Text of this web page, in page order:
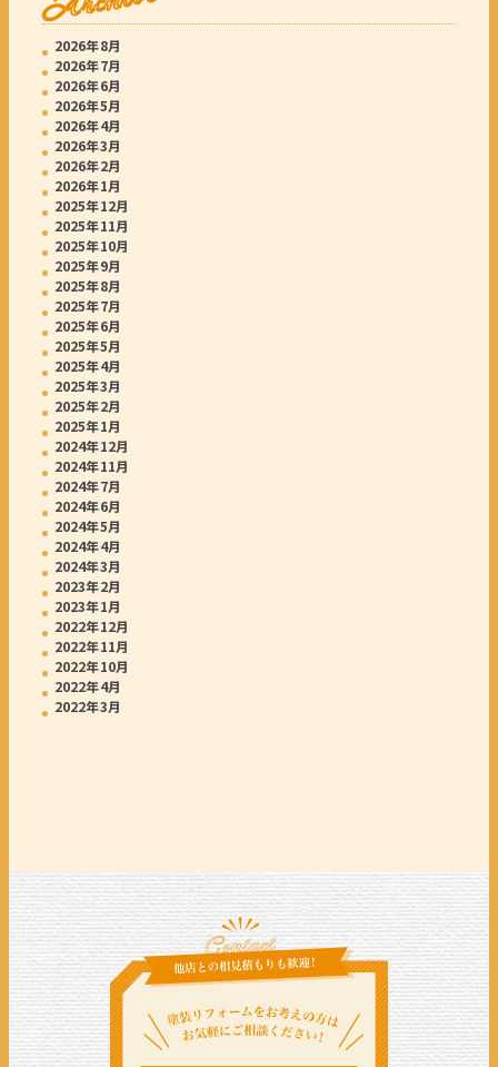
2026年8月
2026年7月
2026年6月
2026年5月
2026年4月
2026年3月
2026年2月
2026年1月
2025年12月
2025年11月
2025年10月
2025年9月
2025年8月
2025年7月
2025年6月
2025年5月
2025年4月
2025年3月
2025年2月
2025年1月
2024年12月
2024年11月
2024年7月
2024年6月
2024年5月
2024年4月
2024年3月
2023年2月
2023年1月
2022年12月
2022年11月
2022年10月
2022年4月
2022年3月